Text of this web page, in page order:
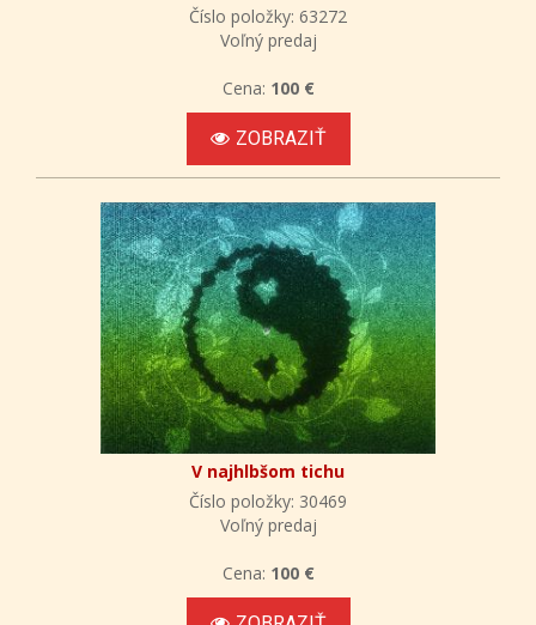
Číslo položky: 63272
Voľný predaj
Cena: 100 €
ZOBRAZIŤ
V najhlbšom tichu
Číslo položky: 30469
Voľný predaj
Cena: 100 €